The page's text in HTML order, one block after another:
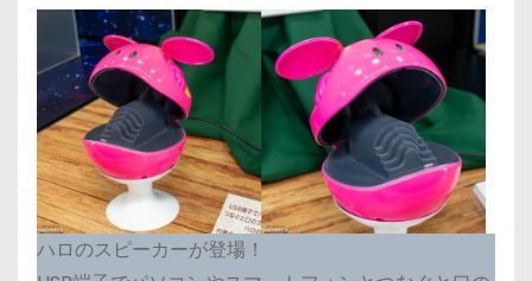
ハロのスピーカーが登場！